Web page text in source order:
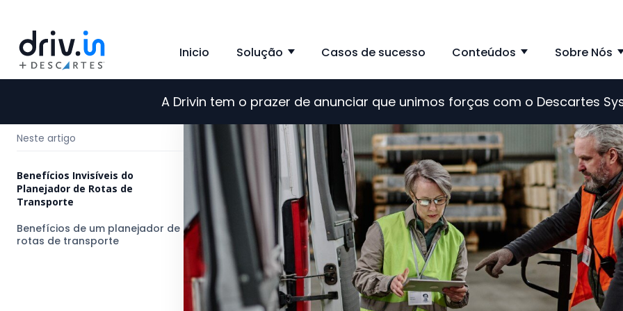
Inicio Solução Show submenu for Solução
Casos de sucesso Conteúdos ShowSobre Nós
A Drivin tem o prazer de anunciar que unimos forças com o Descartes
Neste artigo
Benefícios Invisíveis do
Planejador de Rotas de
Transporte
Benefícios de um planejador de
rotas de transporte